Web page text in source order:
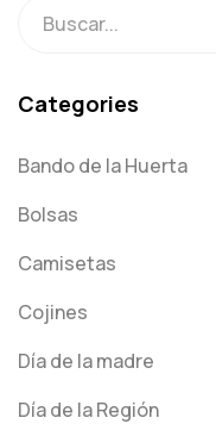
Categories
Bando de la Huerta
Bolsas
Camisetas
Cojines
Día de la madre
Día de la Región